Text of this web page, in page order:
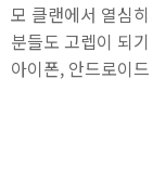
모 클랜에서 열심
분들도 고렙이 되
아이폰, 안드로이